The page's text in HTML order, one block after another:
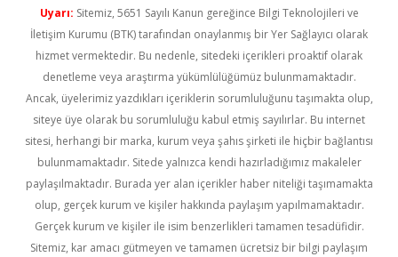
Uyarı: Sitemiz, 5651 Sayılı Kanun gereğince Bilgi Teknolojileri ve
İletişim Kurumu (BTK) tarafından onaylanmış bir Yer Sağlayıcı olarak
hizmet vermektedir. Bu nedenle, sitedeki içerikleri proaktif olarak
denetleme veya araştırma yükümlülüğümüz bulunmamaktadır.
Ancak, üyelerimiz yazdıkları içeriklerin sorumluluğunu taşımakta olup,
siteye üye olarak bu sorumluluğu kabul etmiş sayılırlar. Bu internet
sitesi, herhangi bir marka, kurum veya şahıs şirketi ile hiçbir bağlantısı
bulunmamaktadır. Sitede yalnızca kendi hazırladığımız makaleler
paylaşılmaktadır. Burada yer alan içerikler haber niteliği taşımamakta
olup, gerçek kurum ve kişiler hakkında paylaşım yapılmamaktadır.
Gerçek kurum ve kişiler ile isim benzerlikleri tamamen tesadüfidir.
Sitemiz, kar amacı gütmeyen ve tamamen ücretsiz bir bilgi paylaşım